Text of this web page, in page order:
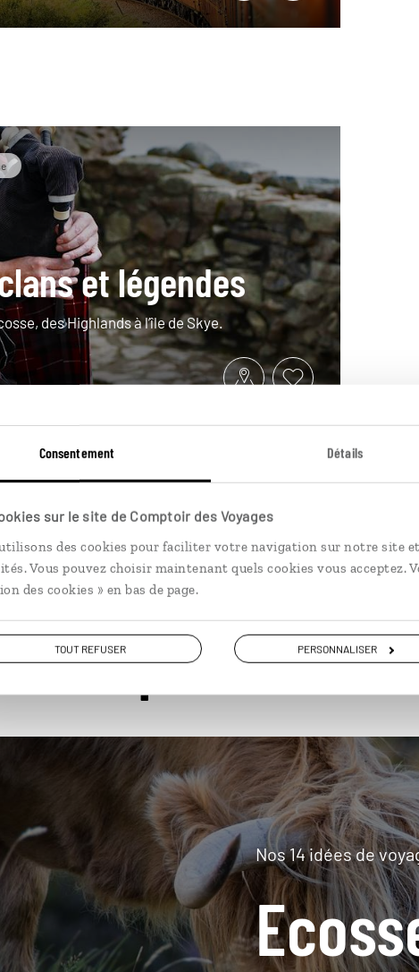
Consentement Détails
sur le site de Comptoir des Voyages
des cookies pour faciliter votre navigation sur notre site
Vous pouvez choisir maintenant quels cookies vous acceptez.
des cookies » en bas de page.
TOUT REFUSER PERSONNALISER
et légendes
des Highlands à l’île de Skye.
aller plus loin
Nos 14 idées de